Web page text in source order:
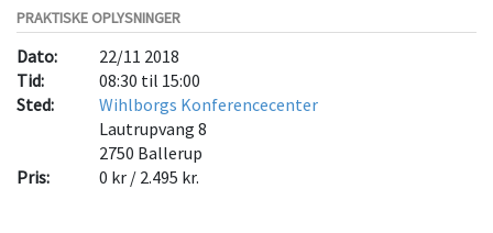
PRAKTISKE OPLYSNINGER
Dato:
22/11 2018
Tid:
08:30 til 15:00
Sted:
Wihlborgs Konferencecenter
Lautrupvang 8
2750 Ballerup
Pris:
0 kr / 2.495 kr.